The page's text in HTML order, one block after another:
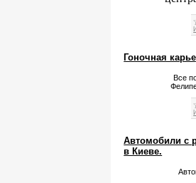
Гоночная
Все
Автомобили с
в Киеве.